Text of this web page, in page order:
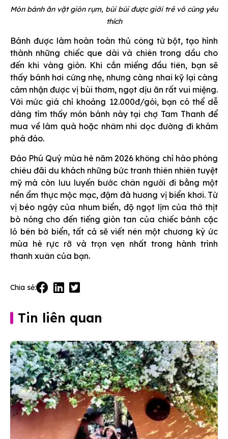
Món bánh ăn vặt giòn rụm, bùi bùi được giới trẻ vô cùng yêu
thích
Bánh được làm hoàn toàn thủ công từ bột, tạo hình
thành những chiếc que dài và chiên trong dầu cho
đến khi vàng giòn. Khi cắn miếng đầu tiên, bạn sẽ
thấy bánh hơi cứng nhẹ, nhưng càng nhai kỹ lại càng
cảm nhận được vị bùi thơm, ngọt dịu ăn rất vui miệng.
Với mức giá chỉ khoảng 12.000đ/gói, bạn có thể dễ
dàng tìm thấy món bánh này tại chợ Tam Thanh để
mua về làm quà hoặc nhâm nhi dọc đường đi khám
phá đảo.
Đảo Phú Quý mùa hè năm 2026 không chỉ hào phóng
chiêu đãi du khách những bức tranh thiên nhiên tuyệt
mỹ mà còn lưu luyến bước chân người đi bằng một
nền ẩm thực mộc mạc, đậm đà hương vị biển khơi. Từ
vị béo ngậy của nhum biển, độ ngọt lịm của thớ thịt
bò nóng cho đến tiếng giòn tan của chiếc bánh cặc
lỏ bên bờ biển, tất cả sẽ viết nên một chương ký ức
mùa hè rực rỡ và trọn vẹn nhất trong hành trình
thanh xuân của bạn.
Chia sẻ:
Tin liên quan